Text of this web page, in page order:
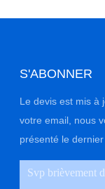
S'ABONNER
Le devis est mis
votre email, nous
présenté le dernier